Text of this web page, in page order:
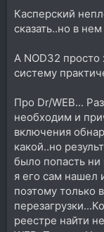
Касперский
сказать..но в
А NOD32
систему
Про Dr/WEB...
необходим и
включения
какой..но
было попасть
я его сам нашел
поэтому только
реестре найти